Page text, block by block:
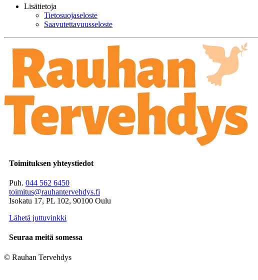
Lisätietoja
Tietosuojaseloste
Saavutettavuusseloste
Toimituksen yhteystiedot
Puh. 044 562 6450
toimitus@rauhantervehdys.fi
Isokatu 17, PL 102, 90100 Oulu
Lähetä juttuvinkki
Seuraa meitä somessa
© Rauhan Tervehdys